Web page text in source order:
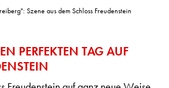
Szene aus dem Schloss Freudenstein
PERFEKTEN TAG AUF